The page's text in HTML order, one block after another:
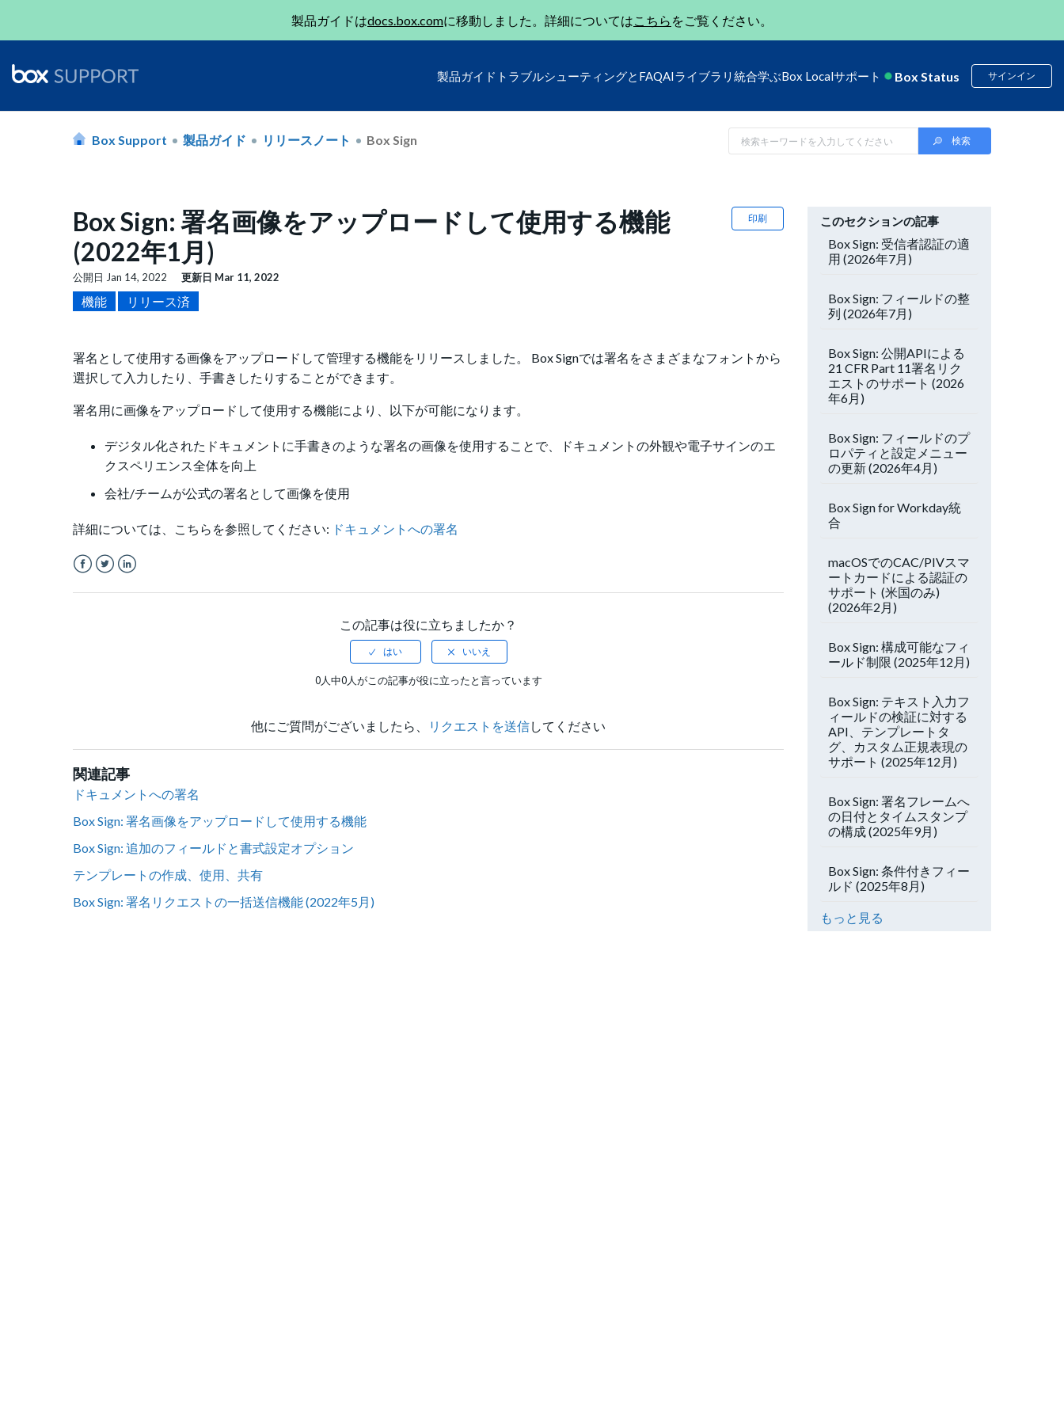
製品ガイドはdocs.box.comに移動しました。詳細についてはこちら をご覧ください。
製品ガイド トラブルシューティングとFAQAIライブラリ 統合学ぶBox Localサポート Box Status サインイン
Box Support 製品ガイド リリースノート Box Sign
印刷
Box Sign: 署名画像をアップロードして使用する機能
(2022年1月)
公開日 Jan 14, 2022 更新日 Mar 11, 2022
機能 リリース済
署名として使用する画像をアップロードして管理する機能をリリースしました。 Box Signでは署名をさまざまなフォントから
選択して入力したり、手書きしたりすることができます。
署名用に画像をアップロードして使用する機能により、以下が可能になります。
デジタル化されたドキュメントに手書きのような署名の画像を使用することで、ドキュメントの外観や電子サインのエ
クスペリエンス全体を向上
会社/チームが公式の署名として画像を使用
詳細については、こちらを参照してください: ドキュメントへの署名
この記事は役に立ちましたか？
0人中0人がこの記事が役に立ったと言っています
他にご質問がございましたら、 リクエストを送信してください
関連記事
ドキュメントへの署名
Box Sign: 署名画像をアップロードして使用する機能
Box Sign: 追加のフィールドと書式設定オプション
テンプレートの作成、使用、共有
Box Sign: 署名リクエストの一括送信機能 (2022年5月)
このセクションの記事
Box Sign: 受信者認証の適
用 (2026年7月)
Box Sign: フィールドの整
列 (2026年7月)
Box Sign: 公開APIによる
21 CFR Part 11署名リク
エストのサポート (2026
年6月)
Box Sign: フィールドのプ
ロパティと設定メニュー
の更新 (2026年4月)
Box Sign for Workday統
合
macOSでのCAC/PIVスマ
ートカードによる認証の
サポート (米国のみ)
(2026年2月)
Box Sign: 構成可能なフィ
ールド制限 (2025年12月)
Box Sign: テキスト入力フ
ィールドの検証に対する
API、テンプレートタ
グ、カスタム正規表現の
サポート (2025年12月)
Box Sign: 署名フレームへ
の日付とタイムスタンプ
の構成 (2025年9月)
Box Sign: 条件付きフィー
ルド (2025年8月)
もっと見る